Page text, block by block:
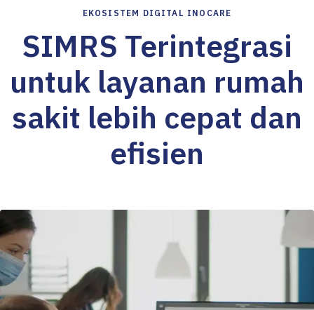
EKOSISTEM DIGITAL INOCARE
SIMRS Terintegrasi
untuk layanan rumah
sakit lebih cepat dan
efisien